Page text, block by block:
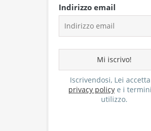
Indirizzo email
Iscrivendosi, Lei
privacy policye i
utilizzo.